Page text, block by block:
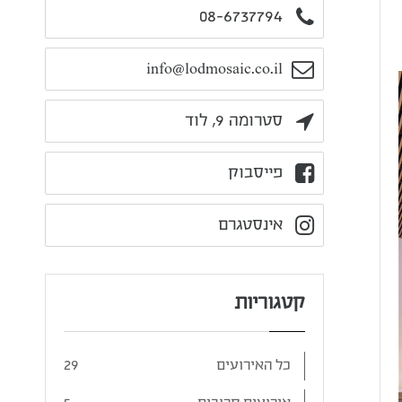
08-6737794
info@lodmosaic.co.il
סטרומה 9, לוד
פייסבוק
אינסטגרם
קטגוריות
כל האירועים 29